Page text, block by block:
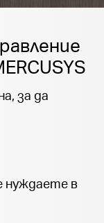
за да
в